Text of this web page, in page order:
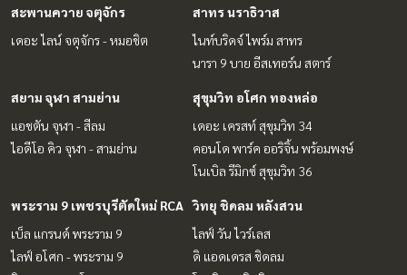
สะพานควาย จตุจักร
เดอะ ไลน์ จตุจักร - หมอชิต
สาทร นราธิวาส
ไนท์บริดจ์ ไพร์ม สาทร
นารา 9 บาย อีสเทอร์น สตาร์
สยาม จุฬา สามย่าน
แอชตัน จุฬา - สีลม
ไอดีโอ คิว จุฬา - สามย่าน
สุขุมวิท อโศก ทองหล่อ
เดอะ เครสท์ สุขุมวิท 34
คอนโด พาร์ค ออริจิ้น พร้อมพงษ์
โนเบิล รีมิกซ์ สุขุมวิท 36
พระราม 9 เพชรบุรีตัดใหม่ RCA
เบ็ล แกรนด์ พระราม 9
ไลฟ์ อโศก - พระราม 9
วิทยุ ชิดลม หลังสวน
ไลฟ์ วัน ไวร์เลส
ดิ แอดเดรส ชิดลม